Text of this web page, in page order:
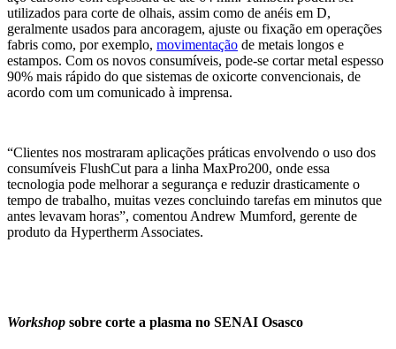
utilizados para corte de olhais, assim como de anéis em D,
geralmente usados para ancoragem, ajuste ou fixação em operações
fabris como, por exemplo, movimentação de metais longos e
estampos. Com os novos consumíveis, pode-se cortar metal espesso
90% mais rápido do que sistemas de oxicorte convencionais, de
acordo com um comunicado à imprensa.
“Clientes nos mostraram aplicações práticas envolvendo o uso dos
consumíveis FlushCut para a linha MaxPro200, onde essa
tecnologia pode melhorar a segurança e reduzir drasticamente o
tempo de trabalho, muitas vezes concluindo tarefas em minutos que
antes levavam horas”, comentou Andrew Mumford, gerente de
produto da Hypertherm Associates.
Workshop sobre corte a plasma no SENAI Osasco